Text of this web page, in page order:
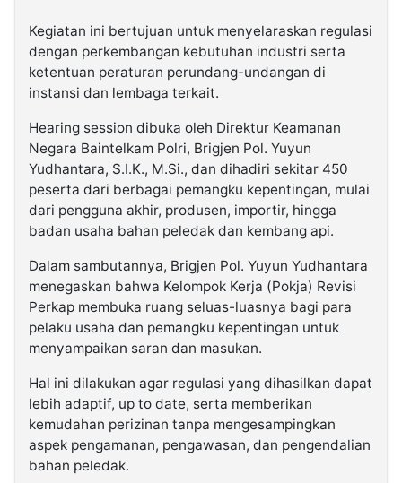
Kegiatan ini bertujuan untuk menyelaraskan regulasi
dengan perkembangan kebutuhan industri serta
ketentuan peraturan perundang-undangan di
instansi dan lembaga terkait.
Hearing session dibuka oleh Direktur Keamanan
Negara Baintelkam Polri, Brigjen Pol. Yuyun
Yudhantara, S.I.K., M.Si., dan dihadiri sekitar 450
peserta dari berbagai pemangku kepentingan, mulai
dari pengguna akhir, produsen, importir, hingga
badan usaha bahan peledak dan kembang api.
Dalam sambutannya, Brigjen Pol. Yuyun Yudhantara
menegaskan bahwa Kelompok Kerja (Pokja) Revisi
Perkap membuka ruang seluas-luasnya bagi para
pelaku usaha dan pemangku kepentingan untuk
menyampaikan saran dan masukan.
Hal ini dilakukan agar regulasi yang dihasilkan dapat
lebih adaptif, up to date, serta memberikan
kemudahan perizinan tanpa mengesampingkan
aspek pengamanan, pengawasan, dan pengendalian
bahan peledak.